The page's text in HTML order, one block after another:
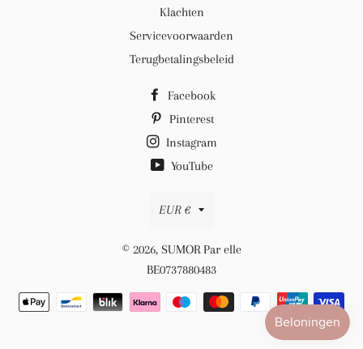
Klachten
Servicevoorwaarden
Terugbetalingsbeleid
Facebook
Pinterest
Instagram
YouTube
Valuta
EUR €
© 2026, SUMOR Par elle
BE0737880483
Betaalmethoden